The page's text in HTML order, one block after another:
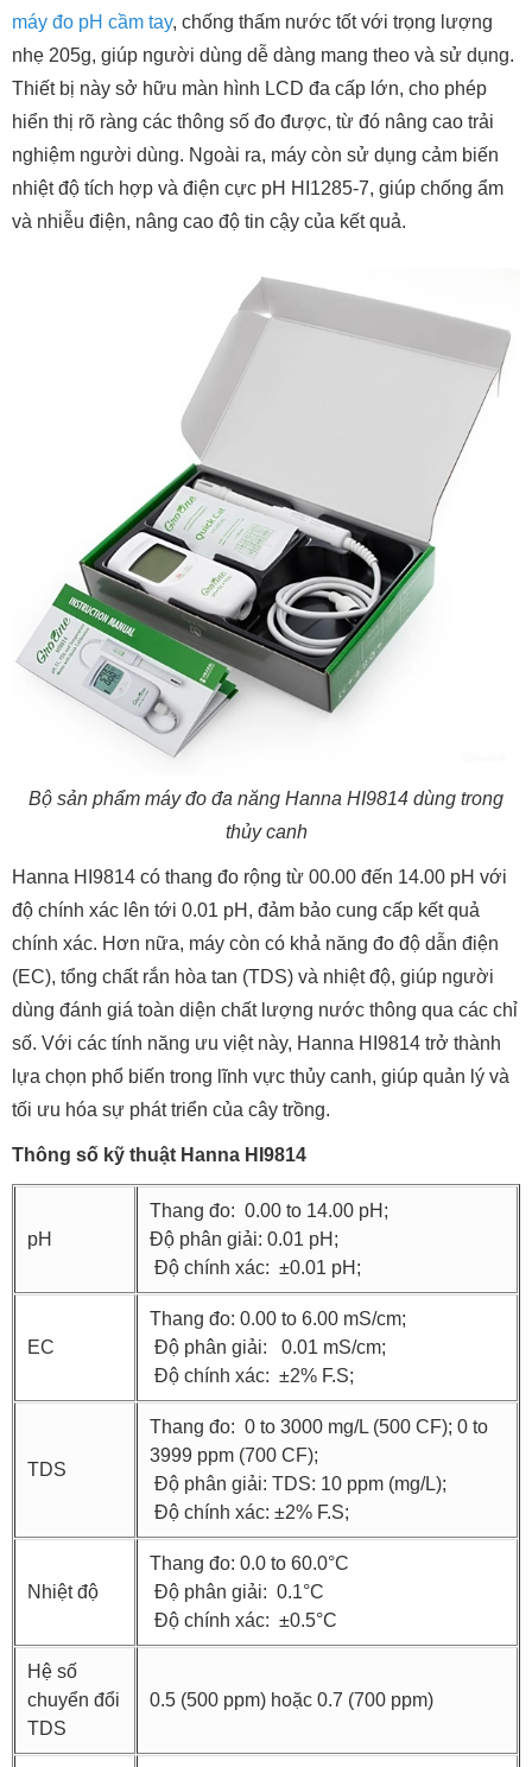
máy đo pH cầm tay, chống thấm nước tốt với trọng lượng
nhẹ 205g, giúp người dùng dễ dàng mang theo và sử dụng.
Thiết bị này sở hữu màn hình LCD đa cấp lớn, cho phép
hiển thị rõ ràng các thông số đo được, từ đó nâng cao trải
nghiệm người dùng. Ngoài ra, máy còn sử dụng cảm biến
nhiệt độ tích hợp và điện cực pH HI1285-7, giúp chống ẩm
và nhiễu điện, nâng cao độ tin cậy của kết quả.
Bộ sản phẩm máy đo đa năng Hanna HI9814 dùng trong
thủy canh
Hanna HI9814 có thang đo rộng từ 00.00 đến 14.00 pH với
độ chính xác lên tới 0.01 pH, đảm bảo cung cấp kết quả
chính xác. Hơn nữa, máy còn có khả năng đo độ dẫn điện
(EC), tổng chất rắn hòa tan (TDS) và nhiệt độ, giúp người
dùng đánh giá toàn diện chất lượng nước thông qua các chỉ
số. Với các tính năng ưu việt này, Hanna HI9814 trở thành
lựa chọn phổ biến trong lĩnh vực thủy canh, giúp quản lý và
tối ưu hóa sự phát triển của cây trồng.
Thông số kỹ thuật Hanna HI9814
pH
Thang đo: 0.00 to 14.00 pH;
Độ phân giải: 0.01 pH;
Độ chính xác: ±0.01 pH;
EC
Thang đo: 0.00 to 6.00 mS/cm;
Độ phân giải: 0.01 mS/cm;
Độ chính xác: ±2% F.S;
TDS
Thang đo: 0 to 3000 mg/L (500 CF); 0 to
3999 ppm (700 CF);
Độ phân giải: TDS: 10 ppm (mg/L);
Độ chính xác: ±2% F.S;
Nhiệt độ
Thang đo: 0.0 to 60.0°C
Độ phân giải: 0.1°C
Độ chính xác: ±0.5°C
Hệ số
chuyển đổi
TDS
0.5 (500 ppm) hoặc 0.7 (700 ppm)